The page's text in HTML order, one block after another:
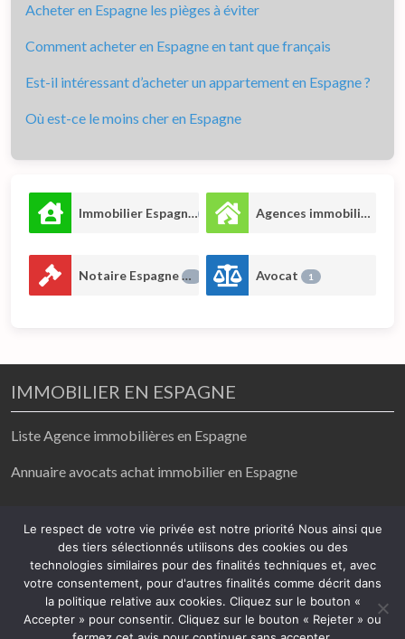
Acheter en Espagne les pièges à éviter
Comment acheter en Espagne en tant que français
Est-il intéressant d’acheter un appartement en Espagne ?
Où est-ce le moins cher en Espagne
Immobilier Espagne Agences immobilières
Notaire Espagne1 Avocat 1
IMMOBILIER EN ESPAGNE
Liste Agence immobilières en Espagne
Annuaire avocats achat immobilier en Espagne
2026
Mentions légales-Politique de confidentialité
Le respect de votre vie privée est notre priorité Nous ainsi que
des tiers sélectionnés utilisons des cookies ou des
technologies similaires pour des finalités techniques et, avec
votre consentement, pour d'autres finalités comme décrit dans
la politique relative aux cookies. Cliquez sur le bouton «
Accepter » pour consentir. Cliquez sur le bouton « Rejeter » ou